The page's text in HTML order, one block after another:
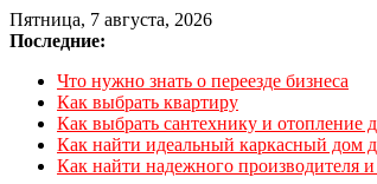
Пятница, 7 августа, 2026
Последние:
Что нужно знать о переезде бизнеса
Как выбрать квартиру
Как выбрать сантехнику и отопление
Как найти идеальный каркасный дом
Как найти надежного производителя